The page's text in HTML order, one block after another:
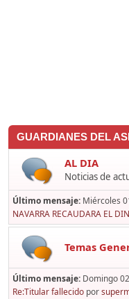
GUARDIANES DEL
AL DIA
Noticias de
Último mensaje: Miércoles
NAVARRA RECAUDARA EL
Temas
Último mensaje: Domingo
Re:Titular fallecido por